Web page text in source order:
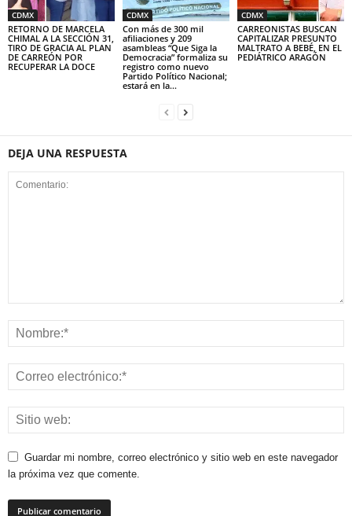
CDMX
RETORNO DE MARCELA
CHIMAL A LA SECCIÓN 31,
TIRO DE GRACIA AL PLAN
DE CARREÓN POR
RECUPERAR LA DOCE
CDMX
Con más de 300 mil
afiliaciones y 209
asambleas “Que Siga la
Democracia” formaliza su
registro como nuevo
Partido Político Nacional;
estará en la...
CDMX
CARREONISTAS BUSCAN
CAPITALIZAR PRESUNTO
MALTRATO A BEBÉ, EN EL
PEDIÁTRICO ARAGÓN
DEJA UNA RESPUESTA
Guardar mi nombre, correo electrónico y sitio web en este navegador
la próxima vez que comente.